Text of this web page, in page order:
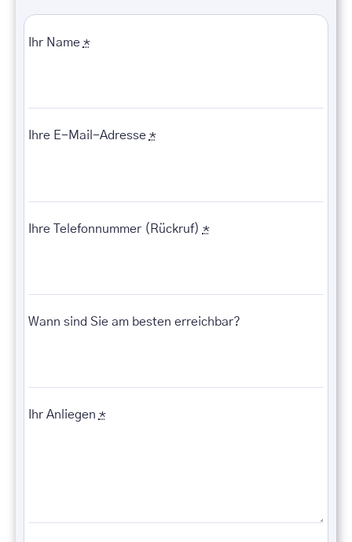
Ihr Name *
Ihre E-Mail-Adresse *
Ihre Telefonnummer (Rückruf) *
Wann sind Sie am besten erreichbar?
Ihr Anliegen *